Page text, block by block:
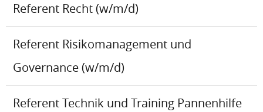
Referent Recht (w/m/d)
Referent Risikomanagement und
Governance (w/m/d)
Referent Technik und Training Pannenhilfe